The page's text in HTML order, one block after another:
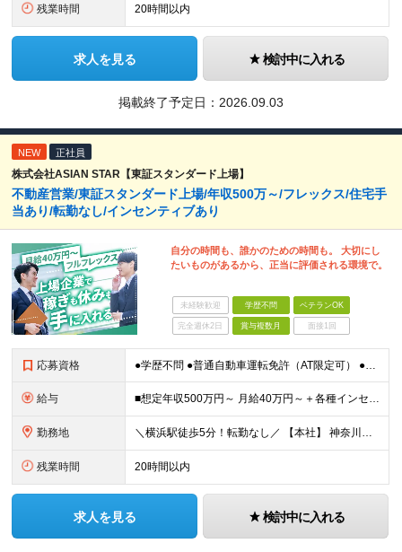
残業時間 20時間以内
求人を見る 検討中に入れる
掲載終了予定日： 2026.09.03
NEW 正社員
株式会社ASIAN STAR【東証スタンダード上場】
不動産営業/東証スタンダード上場/年収500万～/フレックス/住宅手
当あり/転勤なし/インセンティブあり
自分の時間も、誰かのための時間も。 大切にし
たいものがあるから、正当に評価される環境で。
未経験歓迎 学歴不問 ベテランOK
完全週休2日 賞与複数月 面接1回
応募資格 ●学歴不問 ●普通自動車運転免許（AT限定可） ●不動産業界での営業経験をお持ちの方 ●ブランクOK ～こんな方を求めています～ ・目標を意識して行動することができる人 ・指示待ちではなく自身で考え
給与 ■想定年収500万円～ 月給40万円～＋各種インセンティブ＋資格手当 ※経験・スキルを考慮の上、当社規定により優遇致します ※試用期間3ヶ月あり。(給与・待遇・雇用形態に差異はありません) ※管理
勤務地 ＼横浜駅徒歩5分！転勤なし／ 【本社】 神奈川県横浜市西区高島2-6-32 横浜東口ウィスポートビル8F ※(変更の範囲)上記を除く当社関連勤務地
残業時間 20時間以内
求人を見る 検討中に入れる